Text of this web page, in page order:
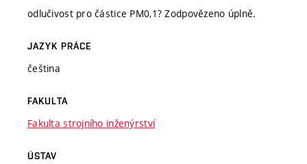
odlučivost pro částice PM0,1? Zodpovězeno úplně.
JAZYK PRÁCE
čeština
FAKULTA
Fakulta strojního inženýrství
ÚSTAV